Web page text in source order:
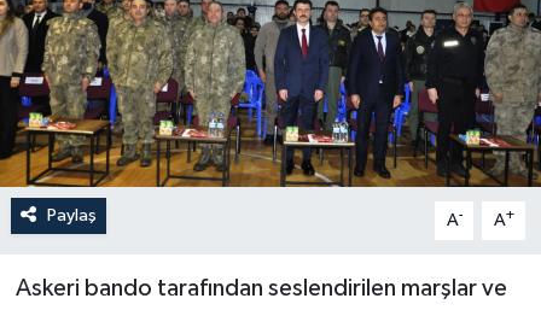
Paylaş A- A+
Askeri bando tarafından seslendirilen marşlar ve